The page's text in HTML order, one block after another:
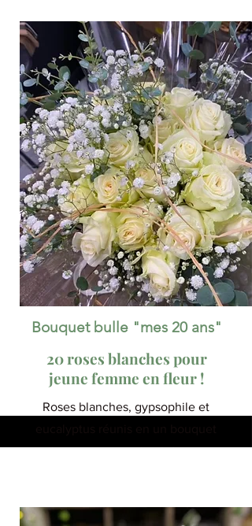
Bouquet bulle "mes 20 ans"
20 roses blanches pour
jeune femme en fleur !
Roses blanches, gypsophile et
bulle transparent, glissé dans une